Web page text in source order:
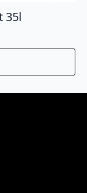
35l